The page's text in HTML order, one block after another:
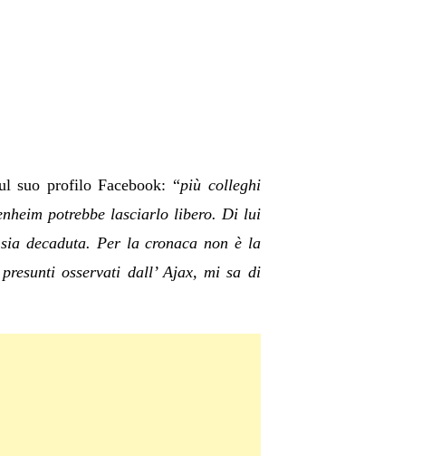
suo profilo Facebook: “più colleghi
potrebbe lasciarlo libero. Di lui
decaduta. Per la cronaca non è la
osservati dall’ Ajax, mi sa di